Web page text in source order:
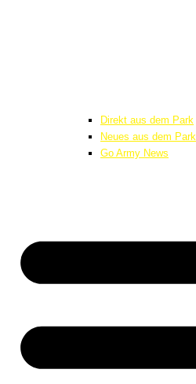
Direkt aus dem Park
Neues aus dem Park
Go Army News